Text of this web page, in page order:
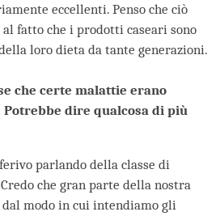
eccellenti. Penso che ciò
fatto che i prodotti caseari sono
loro dieta da tante generazioni.
che certe malattie erano
dire qualcosa di più
parlando della classe di
che gran parte della nostra
modo in cui intendiamo gli